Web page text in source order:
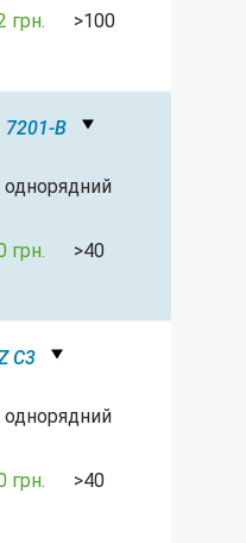
грн. >100
7201-B
грн. >40
C3
грн. >40